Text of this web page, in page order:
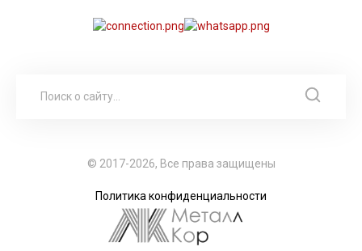
© 2017-2026, Все права защищены
Политика конфиденциальности